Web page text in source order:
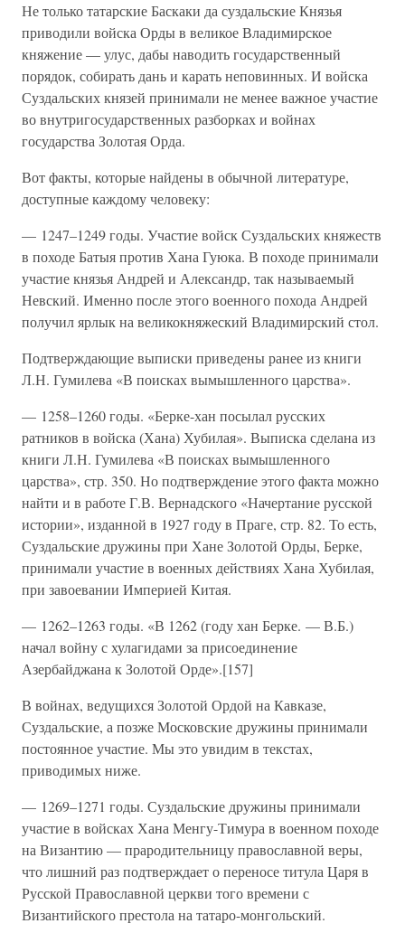
Не только татарские Баскаки да суздальские Князья
приводили войска Орды в великое Владимирское
княжение — улус, дабы наводить государственный
порядок, собирать дань и карать неповинных. И войска
Суздальских князей принимали не менее важное участие
во внутригосударственных разборках и войнах
государства Золотая Орда.
Вот факты, которые найдены в обычной литературе,
доступные каждому человеку:
— 1247–1249 годы. Участие войск Суздальских княжеств
в походе Батыя против Хана Гуюка. В походе принимали
участие князья Андрей и Александр, так называемый
Невский. Именно после этого военного похода Андрей
получил ярлык на великокняжеский Владимирский стол.
Подтверждающие выписки приведены ранее из книги
Л.Н. Гумилева «В поисках вымышленного царства».
— 1258–1260 годы. «Берке-хан посылал русских
ратников в войска (Хана) Хубилая». Выписка сделана из
книги Л.Н. Гумилева «В поисках вымышленного
царства», стр. 350. Но подтверждение этого факта можно
найти и в работе Г.В. Вернадского «Начертание русской
истории», изданной в 1927 году в Праге, стр. 82. То есть,
Суздальские дружины при Хане Золотой Орды, Берке,
принимали участие в военных действиях Хана Хубилая,
при завоевании Империей Китая.
— 1262–1263 годы. «В 1262 (году хан Берке. — В.Б.)
начал войну с хулагидами за присоединение
Азербайджана к Золотой Орде».[157]
В войнах, ведущихся Золотой Ордой на Кавказе,
Суздальские, а позже Московские дружины принимали
постоянное участие. Мы это увидим в текстах,
приводимых ниже.
— 1269–1271 годы. Суздальские дружины принимали
участие в войсках Хана Менгу-Тимура в военном походе
на Византию — прародительницу православной веры,
что лишний раз подтверждает о переносе титула Царя в
Русской Православной церкви того времени с
Византийского престола на татаро-монгольский.